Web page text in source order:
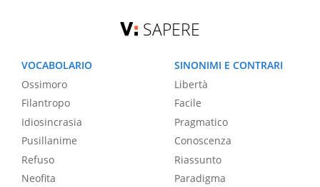
SAPERE
VOCABOLARIO
Ossimoro
Filantropo
Idiosincrasia
Pusillanime
Refuso
Neofita
SINONIMI E CONTRARI
Libertà
Facile
Pragmatico
Conoscenza
Riassunto
Paradigma